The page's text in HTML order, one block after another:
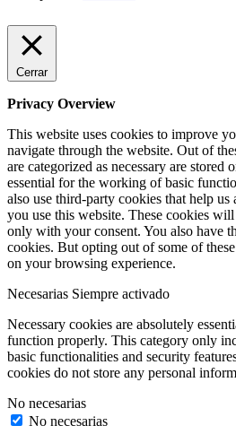
Cerrar
Privacy Overview
This website uses cookies to improve
navigate through the website. Out of
are categorized as necessary are stored
essential for the working of basic
also use third-party cookies that help
you use this website. These cookies
only with your consent. You also have
cookies. But opting out of some of
on your browsing experience.
Necesarias Siempre activado
Necessary cookies are absolutely
function properly. This category only
basic functionalities and security
cookies do not store any personal
No necesarias
No necesarias